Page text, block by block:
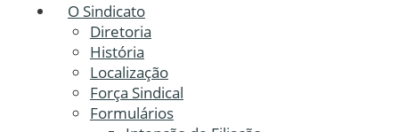
O Sindicato
Diretoria
História
Localização
Força Sindical
Formulários